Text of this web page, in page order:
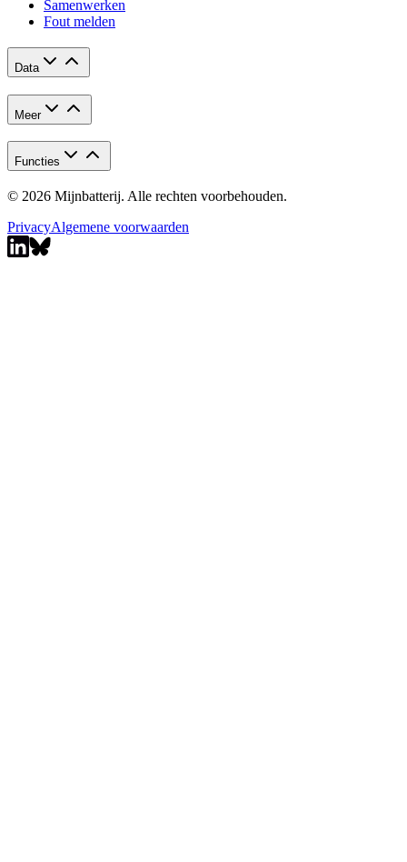
Samenwerken
Fout melden
Data
Meer
Functies
© 2026 Mijnbatterij. Alle rechten voorbehouden.
PrivacyAlgemene voorwaarden